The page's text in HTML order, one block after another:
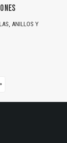
ANILLOS Y